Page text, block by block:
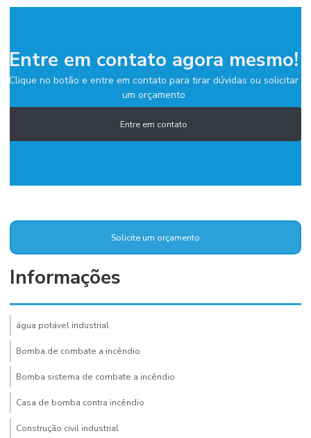
Entre em contato agora mesmo!
Clique no botão e entre em contato para tirar dúvidas ou solicitar
um orçamento
Entre em contato
Solicite um orçamento
Informações
água potável industrial
Bomba de combate a incêndio
Bomba sistema de combate a incêndio
Casa de bomba contra incêndio
Construção civil industrial